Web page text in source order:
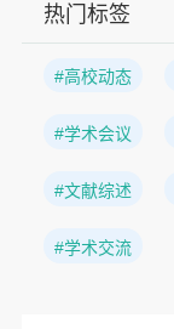
热门标签
#高校动态
#学术会议
#文献综述
#学术交流